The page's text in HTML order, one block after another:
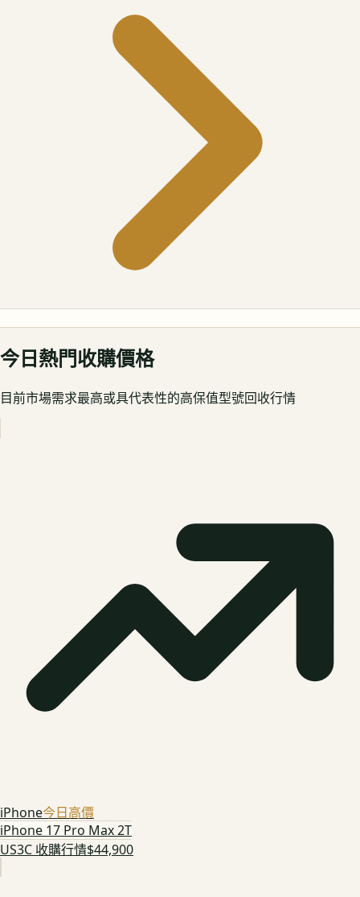
今日熱門收購價格
目前市場需求最高或具代表性的高保值型號回收行情
iPhone今日高價
iPhone 17 Pro Max 2T
US3C 收購行情$44,900